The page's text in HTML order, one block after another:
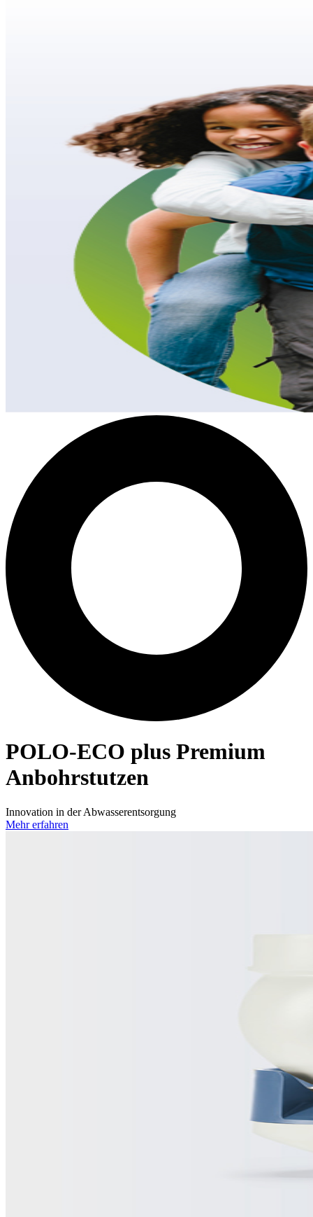
POLO-ECO plus Premium
Anbohrstutzen
Innovation in der Abwasserentsorgung
Mehr erfahren